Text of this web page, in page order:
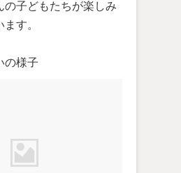
の子どもたちが楽しみ
す。
の様子